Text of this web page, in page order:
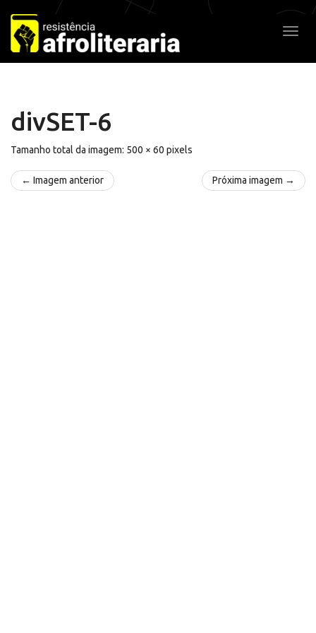
Pular
para
o
conteúdo
divSET-6
Tamanho total da imagem: 500 × 60 pixels
← Imagem anterior Próxima imagem →